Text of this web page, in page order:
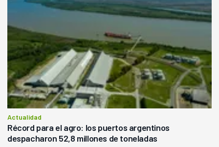
Actualidad
Récord para el agro: los puertos argentinos
despacharon 52,8 millones de toneladas